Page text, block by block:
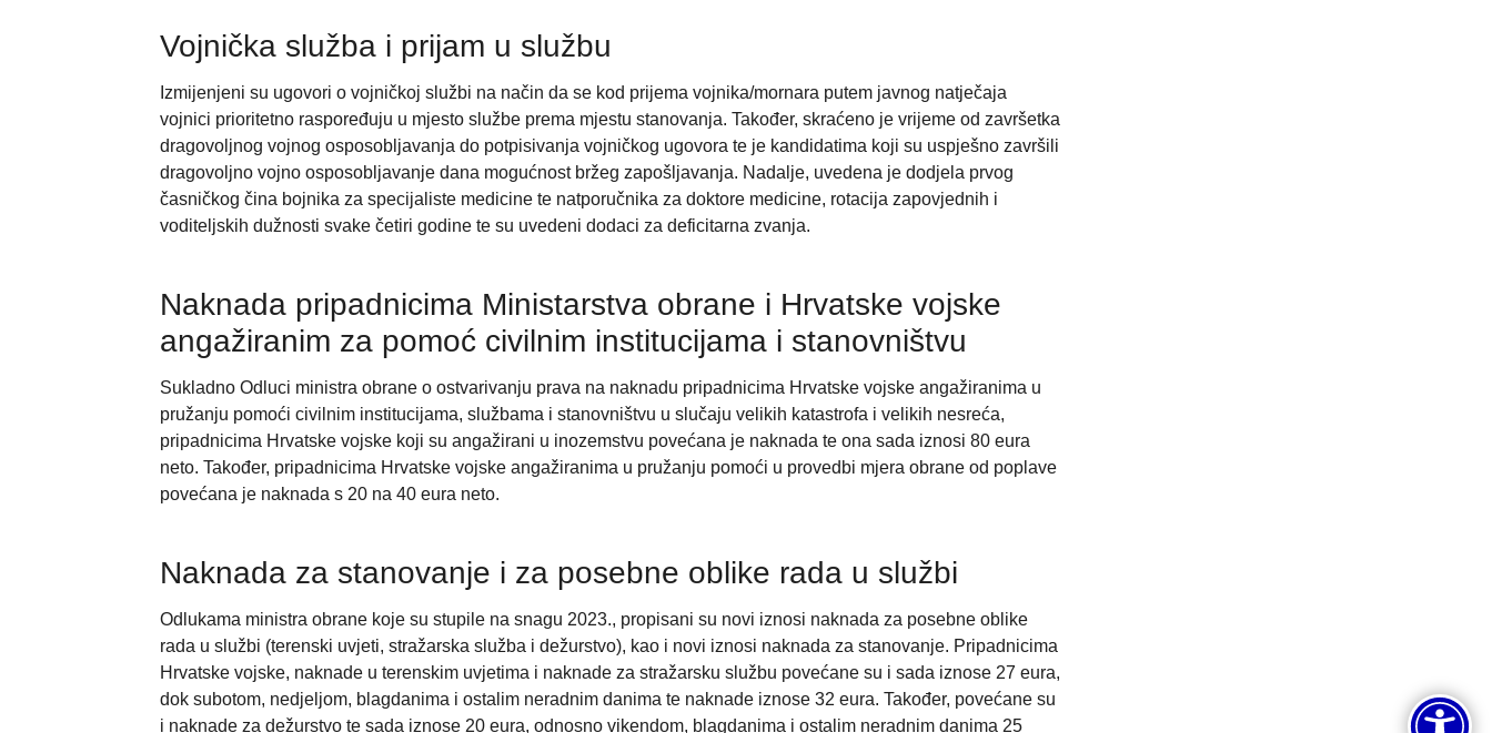
Vojnička služba i prijam u službu
Izmijenjeni su ugovori o vojničkoj službi na način da se kod prijema vojnika/mornara putem javnog natječaja
vojnici prioritetno raspoređuju u mjesto službe prema mjestu stanovanja. Također, skraćeno je vrijeme od završetka
dragovoljnog vojnog osposobljavanja do potpisivanja vojničkog ugovora te je kandidatima koji su uspješno završili
dragovoljno vojno osposobljavanje dana mogućnost bržeg zapošljavanja. Nadalje, uvedena je dodjela prvog
časničkog čina bojnika za specijaliste medicine te natporučnika za doktore medicine, rotacija zapovjednih i
voditeljskih dužnosti svake četiri godine te su uvedeni dodaci za deficitarna zvanja.
Naknada pripadnicima Ministarstva obrane i Hrvatske vojske
angažiranim za pomoć civilnim institucijama i stanovništvu
Sukladno Odluci ministra obrane o ostvarivanju prava na naknadu pripadnicima Hrvatske vojske angažiranima u
pružanju pomoći civilnim institucijama, službama i stanovništvu u slučaju velikih katastrofa i velikih nesreća,
pripadnicima Hrvatske vojske koji su angažirani u inozemstvu povećana je naknada te ona sada iznosi 80 eura
neto. Također, pripadnicima Hrvatske vojske angažiranima u pružanju pomoći u provedbi mjera obrane od poplave
povećana je naknada s 20 na 40 eura neto.
Naknada za stanovanje i za posebne oblike rada u službi
Odlukama ministra obrane koje su stupile na snagu 2023., propisani su novi iznosi naknada za posebne oblike
rada u službi (terenski uvjeti, stražarska služba i dežurstvo), kao i novi iznosi naknada za stanovanje. Pripadnicima
Hrvatske vojske, naknade u terenskim uvjetima i naknade za stražarsku službu povećane su i sada iznose 27 eura,
dok subotom, nedjeljom, blagdanima i ostalim neradnim danima te naknade iznose 32 eura. Također, povećane su
i naknade za dežurstvo te sada iznose 20 eura, odnosno vikendom, blagdanima i ostalim neradnim danima 25